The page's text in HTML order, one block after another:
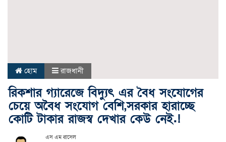
হোম রাজধানী
রিকশার গ্যারেজে বিদ্যুৎ এর বৈধ সংযোগের
চেয়ে অবৈধ সংযোগ বেশি,সরকার হারাচ্ছে
কোটি টাকার রাজস্ব দেখার কেউ নেই.!
এস এম রাসেল